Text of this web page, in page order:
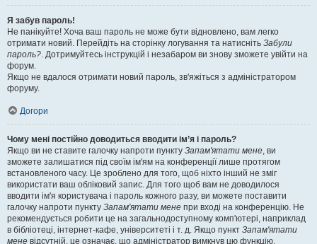
Я забув пароль!
Не панікуйте! Хоча ваш пароль не може бути відновлено, вам легко
отримати новий. Перейдіть на сторінку логування та натисніть Забули
пароль?. Дотримуйтесь інструкцій і незабаром ви знову зможете увійти на
форум.
Якщо не вдалося отримати новий пароль, зв'яжіться з адміністратором
форуму.
Догори
Чому мені постійно доводиться вводити ім’я і пароль?
Якщо ви не ставите галочку напроти пункту Запам'ятати мене, ви
зможете залишатися під своїм ім'ям на конференції лише протягом
встановленого часу. Це зроблено для того, щоб ніхто інший не зміг
використати ваш обліковий запис. Для того щоб вам не доводилося
вводити ім'я користувача і пароль кожного разу, ви можете поставити
галочку напроти пункту Запам'ятати мене при вході на конференцію. Не
рекомендується робити це на загальнодоступному комп'ютері, наприклад
в бібліотеці, інтернет-кафе, університеті і т. д. Якщо пункт Запам'ятати
мене відсутній, це означає, що адміністратор вимкнув цю функцію.